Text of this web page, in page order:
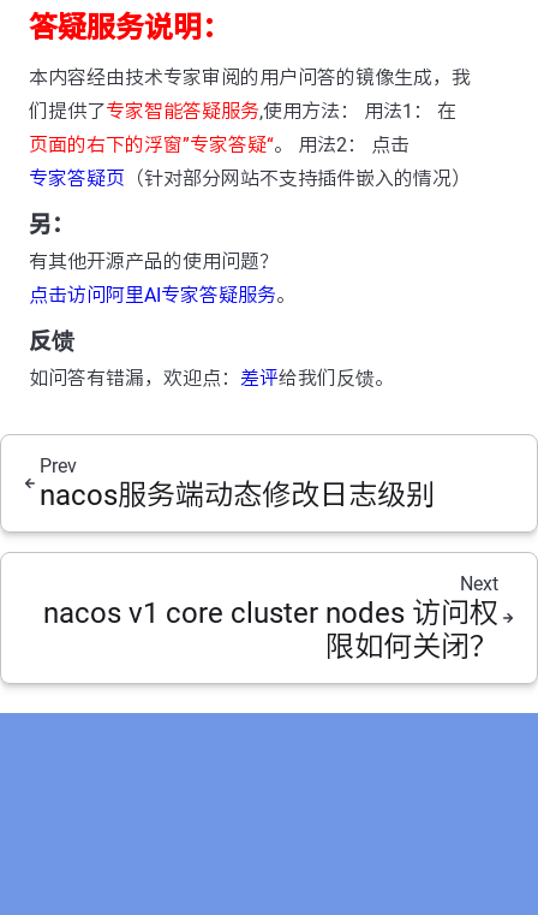
答疑服务说明：
本内容经由技术专家审阅的用户问答的镜像生成，我
们提供了专家智能答疑服务,使用方法： 用法1： 在
页面的右下的浮窗”专家答疑“。 用法2： 点击
专家答疑页 （针对部分网站不支持插件嵌入的情况）
另：
有其他开源产品的使用问题？
点击访问阿里AI专家答疑服务。
反馈
如问答有错漏，欢迎点： 差评给我们反馈。
Prev
nacos服务端动态修改日志级别
Next
nacos v1 core cluster nodes 访问权
限如何关闭？